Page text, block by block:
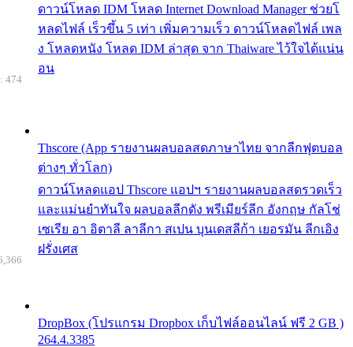
ดาวน์โหลด IDM โหลด Internet Download Manager ช่วยโ
หลดไฟล์ เร็วขึ้น 5 เท่า เพิ่มความเร็ว ดาวน์โหลดไฟล์ เพล
ง โหลดหนัง โหลด IDM ล่าสุด จาก Thaiware ไว้ใจได้แน่น
อน
Thscore (App รายงานผลบอลสดภาษาไทย จากลีกฟุตบอล
ต่างๆ ทั่วโลก)
ดาวน์โหลดแอป Thscore แอปฯ รายงานผลบอลสดรวดเร็ว
และแม่นยำทันใจ ผลบอลลีกดัง พรีเมียร์ลีก อังกฤษ กัลโช่
เซเรีย อา อิตาลี ลาลีกา สเปน บุนเดสลีก้า เยอรมัน ลีกเอิง
ฝรั่งเศส
474
DropBox (โปรแกรม Dropbox เก็บไฟล์ออนไลน์ ฟรี 2 GB )
264.4.3385